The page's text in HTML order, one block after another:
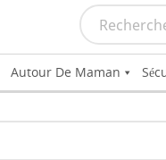
Autour De Maman